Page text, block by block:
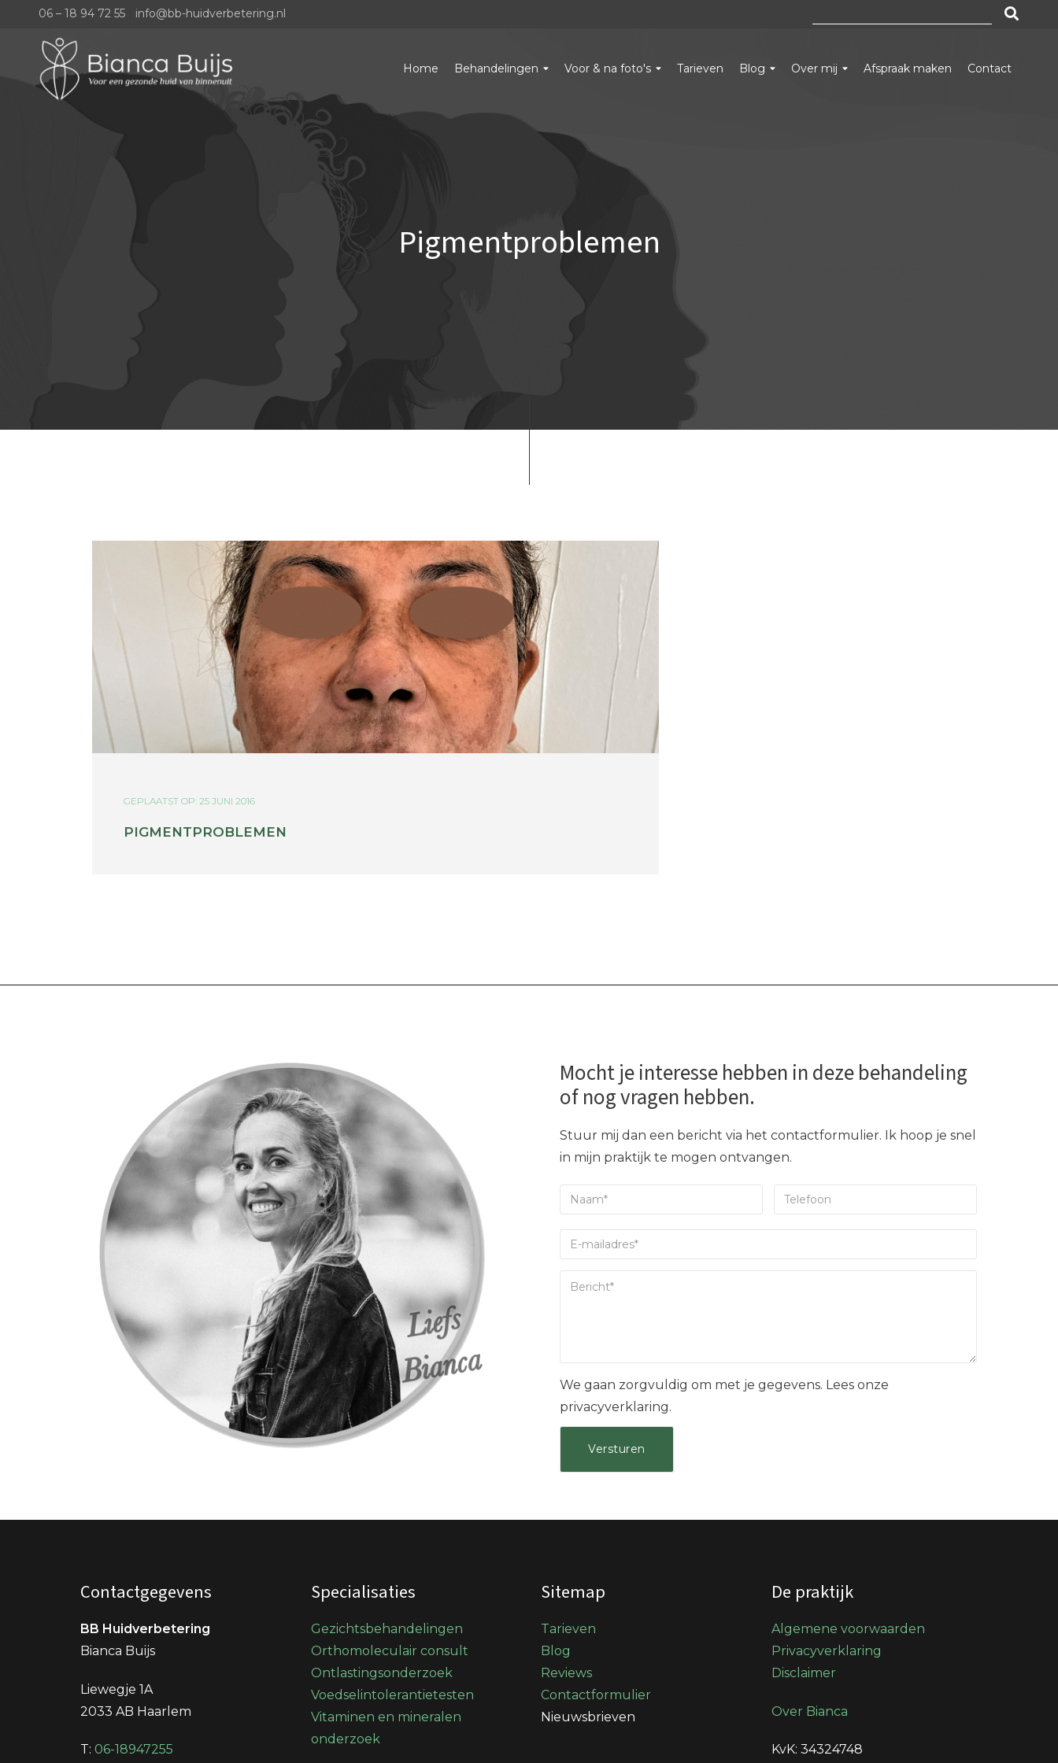
06 – 18 94 72 55| info@bb-huidverbetering.nl
Home Behandelingen Voor & na foto's Tarieven Blog Over mij Afspraak maken Contact
Pigmentproblemen
PIGMENTPROBLEMEN
GEPLAATST OP: 25 JUNI 2016
Mocht je interesse hebben in deze behandeling
of nog vragen hebben.
Stuur mij dan een bericht via het contactformulier. Ik hoop je snel
in mijn praktijk te mogen ontvangen.
We gaan zorgvuldig om met je gegevens. Lees onze
privacyverklaring.
Contactgegevens
BB Huidverbetering
Bianca Buijs
Liewegje 1A
2033 AB Haarlem
T: 06-18947255
Specialisaties
Gezichtsbehandelingen
Orthomoleculair consult
Ontlastingsonderzoek
Voedselintolerantietesten
Vitaminen en mineralen
onderzoek
Sitemap
Tarieven
Blog
Reviews
Contactformulier
Nieuwsbrieven
De praktijk
Algemene voorwaarden
Privacyverklaring
Disclaimer
Over Bianca
KvK: 34324748